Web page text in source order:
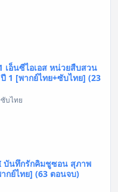
เอ็นซีไอเอส หน่วยสืบสวน
1 [พากย์ไทย+ซับไทย] (23
บไทย
บันทึกรักคิมชูซอน สุภาพ
กย์ไทย] (63 ตอนจบ)